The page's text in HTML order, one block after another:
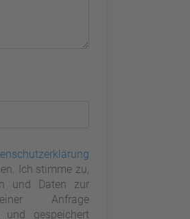
Ich stimme zu,
und Daten zur
Anfrage
und gespeichert